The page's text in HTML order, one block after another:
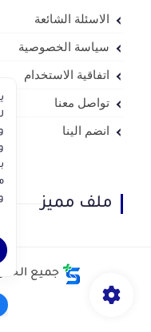
الاسئلة الشائعة
سياسة الخصوصية
اتفاقية الاستخدام
تواصل معنا
انضم الينا
ملف مميز
جميع